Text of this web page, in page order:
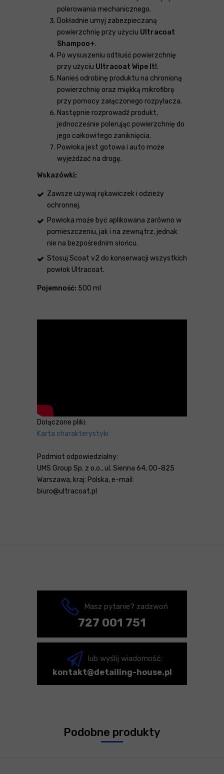
polerowania mechanicznego.
Dokładnie umyj zabezpieczaną
powierzchnię przy użyciu Ultracoat
Shampoo+.
Po wysuszeniu odtłuść powierzchnię
przy użyciu Ultracoat Wipe It!.
Nanieś odrobinę produktu na chronioną
powierzchnię oraz miękką mikrofibrę
przy pomocy załączonego rozpylacza.
Następnie rozprowadź produkt,
jednocześnie polerując powierzchnię do
jego całkowitego zaniknięcia.
Powłoka jest gotowa i auto może
wyjeżdżać na drogę.
Wskazówki:
Zawsze używaj rękawiczek i odzieży
ochronnej.
Powłoka może być aplikowana zarówno w
pomieszczeniu, jak i na zewnątrz, jednak
nie na bezpośrednim słońcu.
Stosuj Scoat v2 do konserwacji wszystkich
powłok Ultracoat.
Pojemność: 500 ml
Dołączone pliki:
Karta charakterystyki
Podmiot odpowiedzialny:
UMS Group Sp. z o.o., ul. Sienna 64, 00-825
Warszawa, kraj: Polska, e-mail:
biuro@ultracoat.pl
Masz pytanie? zadzwoń
727 001 751
lub wyślij wiadomość:
kontakt@detailing-house.pl
Podobne produkty